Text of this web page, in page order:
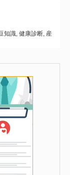
知識, 健康診断, 産